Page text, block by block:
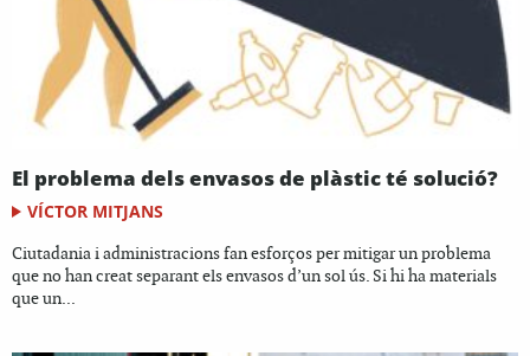
El problema dels envasos de plàstic té solució?
VÍCTOR MITJANS
Ciutadania i administracions fan esforços per mitigar un problema
que no han creat separant els envasos d’un sol ús. Si hi ha materials
que un...